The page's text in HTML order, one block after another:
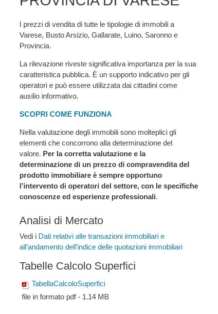
I prezzi di vendita di tutte le tipologie di immobili a
Varese, Busto Arsizio, Gallarate, Luino, Saronno e
Provincia.
La rilevazione riveste significativa importanza per la sua
caratteristica pubblica. È un supporto indicativo per gli
operatori e può essere utilizzata dai cittadini come
ausilio informativo.
SCOPRI COME FUNZIONA
Nella valutazione degli immobili sono molteplici gli
elementi che concorrono alla determinazione del
valore. Per la corretta valutazione e la
determinazione di un prezzo di compravendita del
prodotto immobiliare è sempre opportuno
l’intervento di operatori del settore, con le specifiche
conoscenze ed esperienze professionali.
Analisi di Mercato
Vedi i Dati relativi alle transazioni immobiliari e
all’andamento dell’indice delle quotazioni immobiliari
Tabelle Calcolo Superfici
TabellaCalcoloSuperfici
file in formato pdf - 1.14 MB